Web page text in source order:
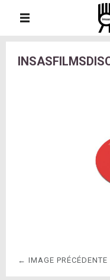
← IMAGE PRÉCÉDENTE